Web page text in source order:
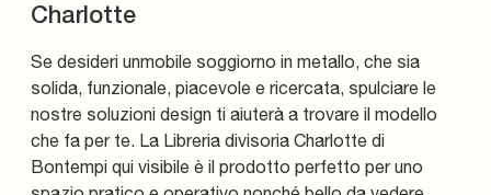
Charlotte
Se desideri unmobile soggiorno in metallo, che sia
solida, funzionale, piacevole e ricercata, spulciare le
nostre soluzioni design ti aiuterà a trovare il modello
che fa per te. La Libreria divisoria Charlotte di
Bontempi qui visibile è il prodotto perfetto per uno